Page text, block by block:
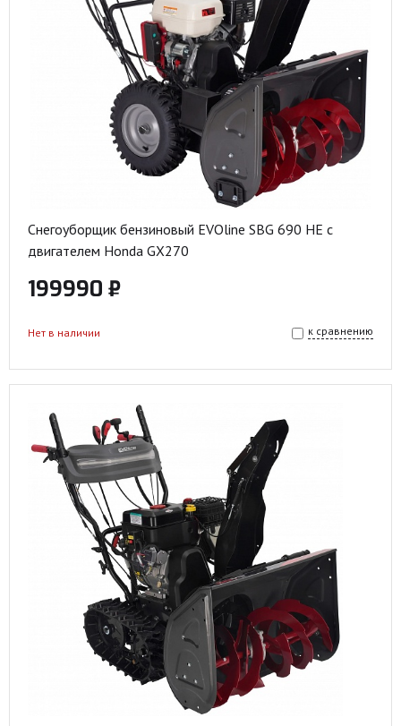
Снегоуборщик бензиновый EVOline SBG 690 HE с
двигателем Honda GX270
199990 ₽
к сравнению
Нет в наличии